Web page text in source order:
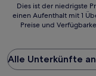
Dies
ist
Preis
pro
Nacht,
Dies ist der niedrigste
einen Aufenthalt mit 1
Preise und
Alle Unterkünfte